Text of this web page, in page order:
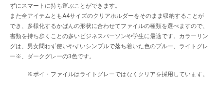
ずにスマートに持ち運ぶことができます。
また全アイテムともA4サイズのクリアホルダーをそのまま収納することが
でき、多様化するかばんの形状に合わせてファイルの種類を選べますので、
書類を持ち歩くことの多いビジネスパーソンや学生に最適です。カラーリン
グは、男女問わず使いやすいシンプルで落ち着いた色のブルー、ライトグレ
ー※、ダークグレーの3色です。
※ポイ・ファイルはライトグレーではなくクリアを採用しています。